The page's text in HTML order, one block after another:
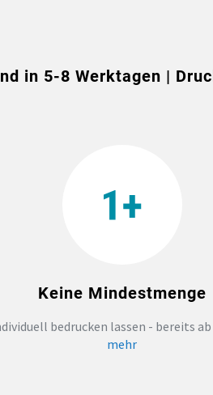
in 5-8 Werktagen |
Keine Mindestmenge
bedrucken lassen - bereits ab
mehr